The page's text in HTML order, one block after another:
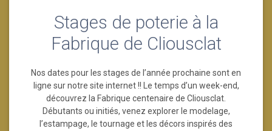
Stages de poterie à la
Fabrique de Cliousclat
Nos dates pour les stages de l’année prochaine sont en
ligne sur notre site internet !! Le temps d’un week-end,
découvrez la Fabrique centenaire de Cliousclat.
Débutants ou initiés, venez explorer le modelage,
l’estampage, le tournage et les décors inspirés des